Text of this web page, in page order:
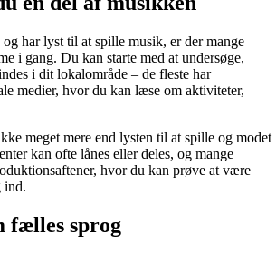
har lyst til at spille musik, er der mange
i gang. Du kan starte med at undersøge,
i dit lokalområde – de fleste har
medier, hvor du kan læse om aktiviteter,
meget mere end lysten til at spille og modet
kan ofte lånes eller deles, og mange
hvor du kan prøve at være
ind.
fælles sprog